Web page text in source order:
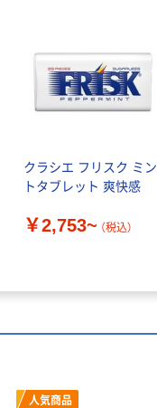
クラシエ フリスク ミン
トタブレット 爽快感
￥2,753~ （税込）
人気商品